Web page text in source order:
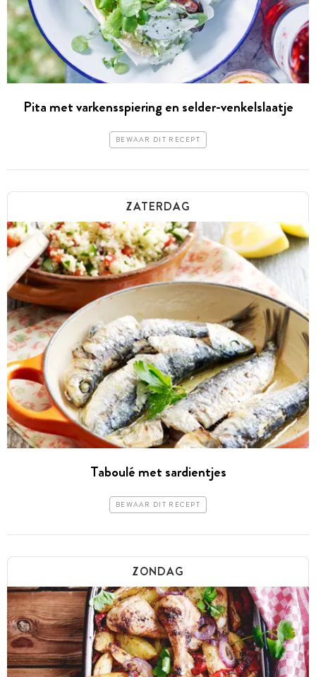
Pita met varkensspiering en selder-venkelslaatje
BEWAAR DIT RECEPT
ZATERDAG
Taboulé met sardientjes
BEWAAR DIT RECEPT
ZONDAG